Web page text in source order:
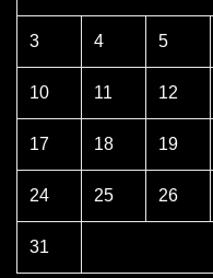
3 4 5
10 11 12
17 18 19
24 25 26
31